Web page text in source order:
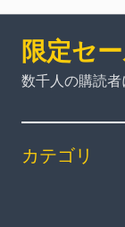
限定セ
数千人の購読者
カテゴリ